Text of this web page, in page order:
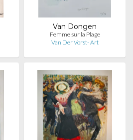
Van Dongen
Femme sur la Plage
Van Der Vorst- Art